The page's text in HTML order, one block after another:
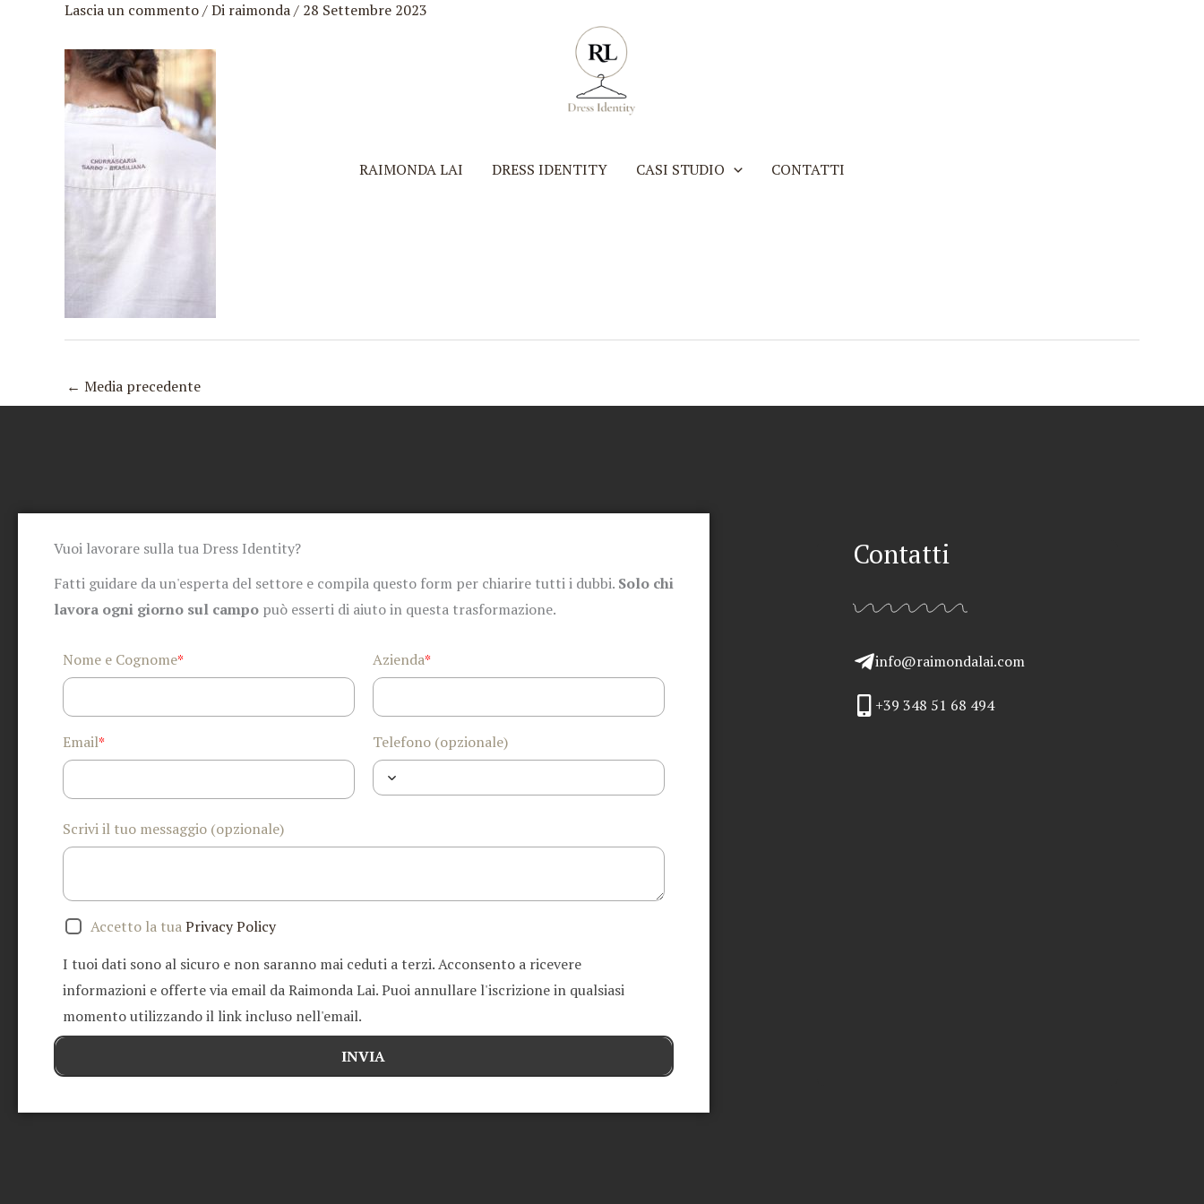
contenuto
RAIMONDA LAI DRESS IDENTITY CASI STUDIO CONTATTI
Lascia un commento/ Di raimonda/ 28 Settembre 2023
← Media precedente
Vuoi lavorare sulla tua Dress Identity?
Fatti guidare da un'esperta del settore e compila questo form per chiarire tutti i dubbi. Solo chi
lavora ogni giorno sul campo può esserti di aiuto in questa trasformazione.
Nome e Cognome* Azienda*
Email* Telefono (opzionale)
Scrivi il tuo messaggio (opzionale)
Accetto la tuaPrivacy Policy
I tuoi dati sono al sicuro e non saranno mai ceduti a terzi. Acconsento a ricevere
informazioni e offerte via email da Raimonda Lai. Puoi annullare l'iscrizione in qualsiasi
momento utilizzando il link incluso nell'email.
INVIA
Contatti
info@raimondalai.com
+39 348 51 68 494